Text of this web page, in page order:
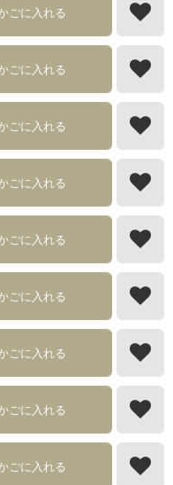
ごに入れる
ごに入れる
ごに入れる
ごに入れる
ごに入れる
ごに入れる
ごに入れる
ごに入れる
ごに入れる